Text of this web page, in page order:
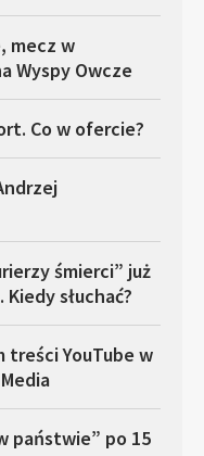
mecz w
Wyspy Owcze
Co w ofercie?
śmierci” już
słuchać?
treści YouTube w
państwie” po 15